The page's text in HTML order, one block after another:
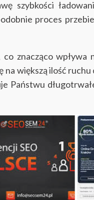
szybkości
proces
znacząco
większą ilość
Państwu